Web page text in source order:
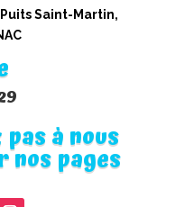
Saint-Martin,
à nous
nos pages